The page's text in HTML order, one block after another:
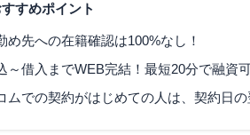
すめポイント
め先への在籍確認は100%なし！
～借入までWEB完結！最短20分で融資
ムでの契約がはじめての人は、契約日